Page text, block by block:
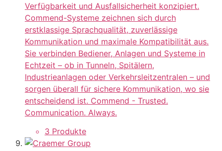
Verfügbarkeit und Ausfallsicherheit konzipiert.
Commend-Systeme zeichnen sich durch
erstklassige Sprachqualität, zuverlässige
Kommunikation und maximale Kompatibilität aus.
Sie verbinden Bediener, Anlagen und Systeme in
Echtzeit – ob in Tunneln, Spitälern,
Industrieanlagen oder Verkehrsleitzentralen – und
sorgen überall für sichere Kommunikation, wo sie
entscheidend ist. Commend - Trusted.
Communication. Always.
3 Produkte